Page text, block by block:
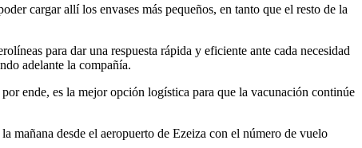
cargar allí los envases más pequeños, en tanto que el resto de la
para dar una respuesta rápida y eficiente ante cada necesidad
adelante la compañía.
ende, es la mejor opción logística para que la vacunación continúe
mañana desde el aeropuerto de Ezeiza con el número de vuelo